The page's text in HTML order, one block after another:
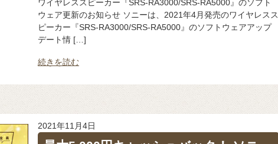
ワイヤレススピーカー『SRS-RA3000/SRS-RA5000』のソフト
ウェア更新のお知らせ ソニーは、2021年4月発売のワイヤレスス
ピーカー『SRS-RA3000/SRS-RA5000』のソフトウェアアップ
デート情 […]
続きを読む
2021年11月4日